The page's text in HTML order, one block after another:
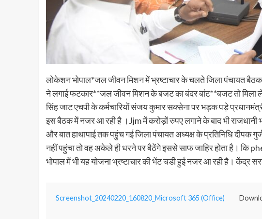
लोकेशन भोपाल*जल जीवन मिशन में भ्रष्टाचार के चलते जिला पंचायत बैठक
ने लगाई फटकार**जल जीवन मिशन के बजट का बंदर बांट**बजट तो मिला
सिंह जाट एचपी के कर्मचारियों संजय कुमार सक्सेना पर भड़क पड़े
इस बैठक में नजर आ रही है ।Jjm में करोड़ों रुपए लगाने के बाद भी राजधानी
और बात हाथापाई तक पहुंच गई जिला पंचायत अध्यक्ष के प्रतिनिधि दीपक
नहीं पहुंचा तो वह अकेले ही धरने पर बैठेंगे इससे साफ जाहिर होता है। कि
भोपाल में भी यह योजना भ्रष्टाचार की भेंट चडी हुई नजर आ रही है। केंद्र
Screenshot_20240220_160820_Microsoft 365 (Office)